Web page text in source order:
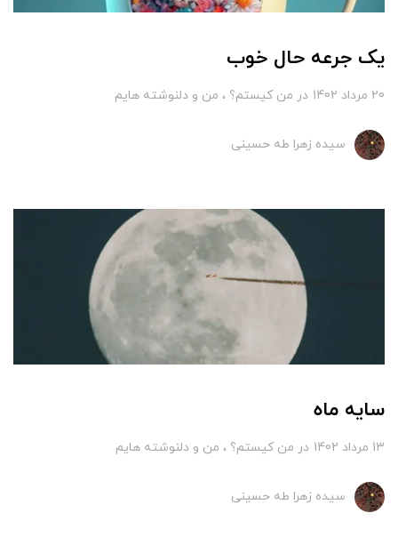
یک جرعه حال خوب
20 مرداد 1402 در من کیستم؟ من و دلنوشته هایم
سیده زهرا طه حسینی
سایه ماه
13 مرداد 1402 در من کیستم؟ من و دلنوشته هایم
سیده زهرا طه حسینی